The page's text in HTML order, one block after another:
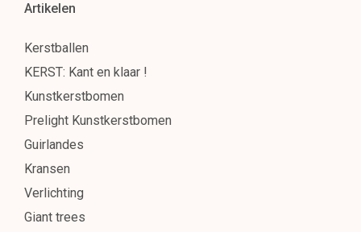
Artikelen
Kerstballen
KERST: Kant en klaar !
Kunstkerstbomen
Prelight Kunstkerstbomen
Guirlandes
Kransen
Verlichting
Giant trees